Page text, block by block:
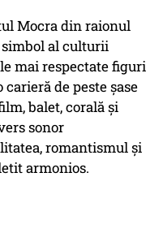
Mocra din raionul
simbol al culturii
mai respectate figuri
de peste șase
balet, corală și
sonor
romantismul și
armonios.